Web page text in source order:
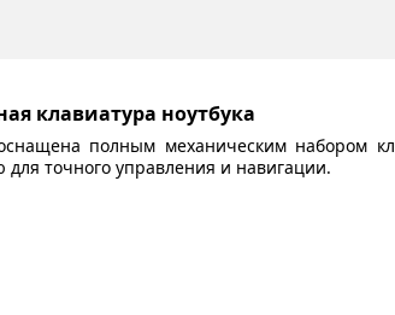
клавиатура ноутбука
полным механическим
точного управления и навигации.